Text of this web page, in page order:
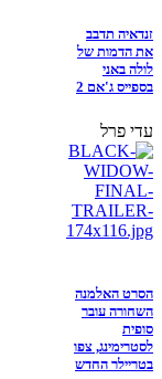
זנדאיה תדבב
את הדמות של
לולה באני
בספייס ג'אם 2
עדי פרל
הסרט האלמנה
השחורה עובר
סופית
לסטרימינג, צפו
בטריילר החדש